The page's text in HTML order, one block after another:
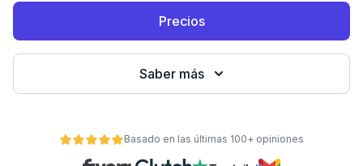
Precios
Saber más
Basado en las últimas 100+ opiniones